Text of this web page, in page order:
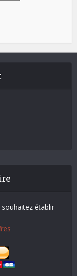
établir